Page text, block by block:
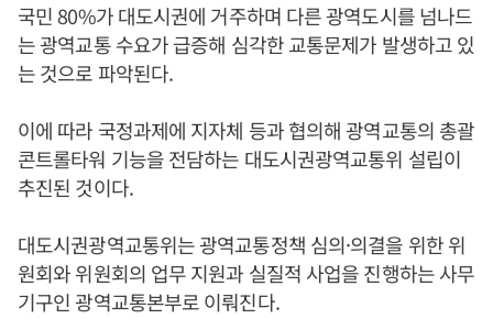
국민 80%가 대도시권에 거주하며 다른 광역도시를 넘나드
는 광역교통 수요가 급증해 심각한 교통문제가 발생하고 있
는 것으로 파악된다.
이에 따라 국정과제에 지자체 등과 협의해 광역교통의 총괄
콘트롤타워 기능을 전담하는 대도시권광역교통위 설립이
추진된 것이다.
대도시권광역교통위는 광역교통정책 심의·의결을 위한 위
원회와 위원회의 업무 지원과 실질적 사업을 진행하는 사무
기구인 광역교통본부로 이뤄진다.